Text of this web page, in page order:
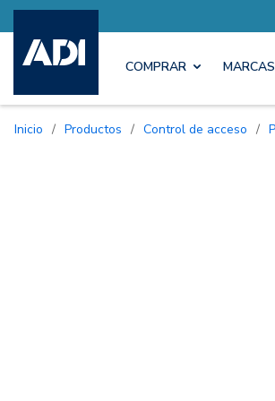
COMPRAR MARCAS
Inicio / Productos / Control de acceso /